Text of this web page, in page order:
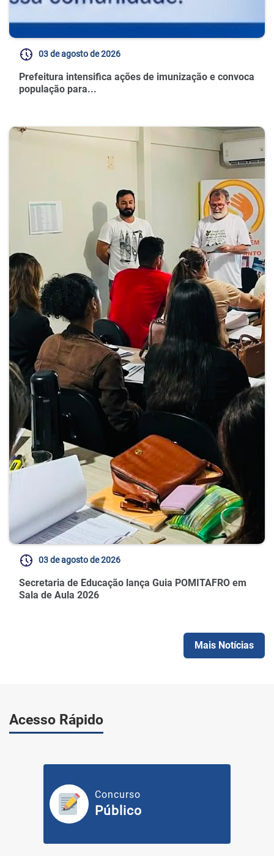
03 de agosto de 2026
Prefeitura intensifica ações de imunização e convoca
população para...
03 de agosto de 2026
Secretaria de Educação lança Guia POMITAFRO em
Sala de Aula 2026
Mais Notícias
Acesso Rápido
Concurso
Público